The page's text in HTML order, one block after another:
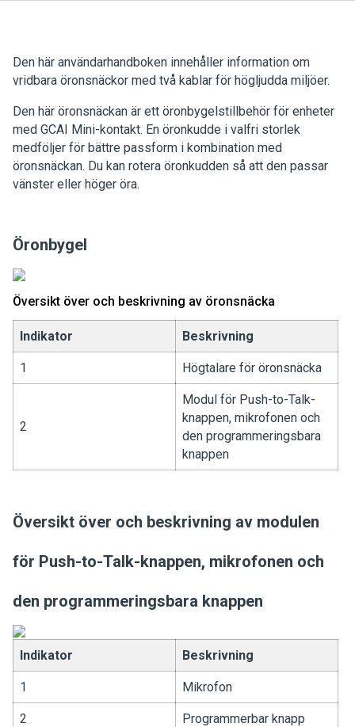
Den här användarhandboken innehåller information om
vridbara öronsnäckor med två kablar för högljudda miljöer.
Den här öronsnäckan är ett öronbygelstillbehör för enheter
med GCAI Mini-kontakt. En öronkudde i valfri storlek
medföljer för bättre passform i kombination med
öronsnäckan. Du kan rotera öronkudden så att den passar
vänster eller höger öra.
Öronbygel
Översikt över och beskrivning av öronsnäcka
Indikator Beskrivning
1 Högtalare för öronsnäcka
2
Modul för Push-to-Talk-
knappen, mikrofonen och
den programmeringsbara
knappen
Översikt över och beskrivning av modulen
för Push-to-Talk-knappen, mikrofonen och
den programmeringsbara knappen
Indikator Beskrivning
1 Mikrofon
2 Programmerbar knapp